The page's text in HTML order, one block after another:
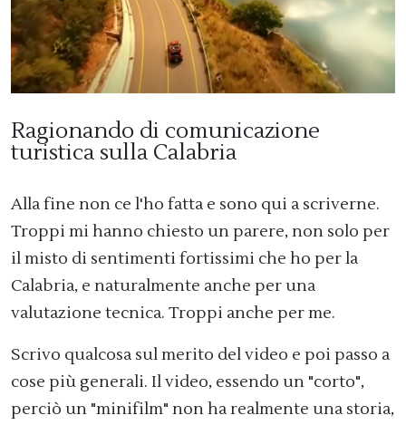
Ragionando di comunicazione
turistica sulla Calabria
Alla fine non ce l'ho fatta e sono qui a scriverne.
Troppi mi hanno chiesto un parere, non solo per
il misto di sentimenti fortissimi che ho per la
Calabria, e naturalmente anche per una
valutazione tecnica. Troppi anche per me.
Scrivo qualcosa sul merito del video e poi passo a
cose più generali. Il video, essendo un "corto",
perciò un "minifilm" non ha realmente una storia,